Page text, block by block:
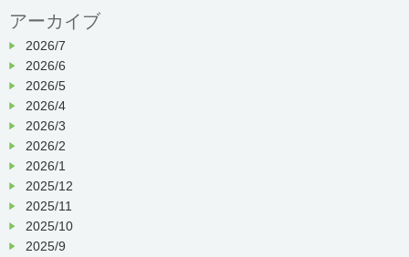
アーカイブ
2026/7
2026/6
2026/5
2026/4
2026/3
2026/2
2026/1
2025/12
2025/11
2025/10
2025/9